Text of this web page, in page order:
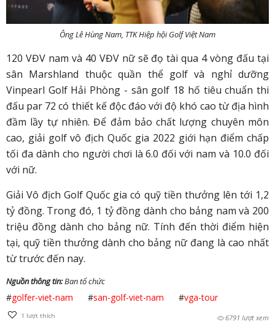
Ông Lê Hùng Nam, TTK Hiệp hội Golf Việt Nam
120 VĐV nam và 40 VĐV nữ sẽ đọ tài qua 4 vòng đấu tại
sân Marshland thuộc quần thể golf và nghỉ dưỡng
Vinpearl Golf Hải Phòng - sân golf 18 hố tiêu chuẩn thi
đấu par 72 có thiết kế độc đáo với độ khó cao từ địa hình
đầm lầy tự nhiên. Để đảm bảo chất lượng chuyên môn
cao, giải golf vô địch Quốc gia 2022 giới hạn điểm chấp
tối đa dành cho người chơi là 6.0 đối với nam và 10.0 đối
với nữ.
Giải Vô địch Golf Quốc gia có quỹ tiền thưởng lên tới 1,2
tỷ đồng. Trong đó, 1 tỷ đồng dành cho bảng nam và 200
triệu đồng dành cho bảng nữ. Tính đến thời điểm hiện
tại, quỹ tiền thưởng dành cho bảng nữ đang là cao nhất
từ trước đến nay.
Nguồn thông tin:Ban tổ chức
#golfer-viet-nam #san-golf-viet-nam #vga-tour
1 lượt thích 6791 lượt xem